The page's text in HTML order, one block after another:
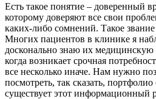
Есть такое понятие – доверенный
которому доверяют все свои
каких-либо сомнений. Такое
Многих пациентов в клинике я
досконально знаю их
когда возникает срочная
все несколько иначе. Нам нужно
посмотреть, так сказать,
существует этот информационный